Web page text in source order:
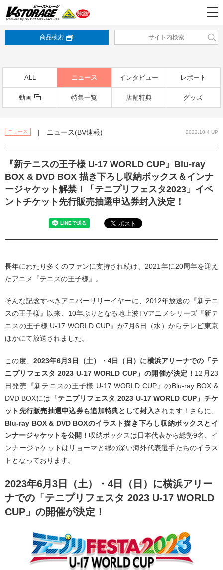
商品検索
ALL ニュース インタビュー レポート
動画 特集一覧 店舗特典 グッズ
ニュース | ニュース(BV速報) 2022.10.4 UP
『新テニスの王子様 U-17 WORLD CUP』Blu-ray
BOX & DVD BOX 描き下ろし収納ボックス＆インナ
ージャケット解禁！「テニプリフェスタ2023」イベ
ントチケット先行販売抽選申込券封入決定！
長年にわたり多くのファンに支持され続け、2021年に20周年を迎え
たアニメ『テニスの王子様』。
そんな記念すべきアニバーサリーイヤーに、2012年放送の『新テニ
スの王子様』以来、10年ぶりとなる地上波TVアニメシリーズ『新テ
ニスの王子様 U-17 WORLD CUP』が7月6日（水）からテレビ東京
ほかにて放送されました。
この度、2023年6月3日（土）・4日（日）に横浜アリーナでの「テ
ニプリフェスタ 2023 U-17 WORLD CUP」の開催が決定！ 12月23
日発売『新テニスの王子様 U-17 WORLD CUP』のBlu-ray BOX &
DVD BOXには
「テニプリフェスタ 2023 U-17 WORLD CUP」チケ
ット先行販売抽選申込券も追加特典として封入されます！さらに、
Blu-ray BOX & DVD BOXのイラスト描き下ろし収納ボックスとイ
ンナージャケットを公開！ 収納ボックスは日本代表から総勢9名、イ
ンナージャケットはリョーマと縁の深い海外代表選手たちのイラス
トとなっております。
2023年6月3日（土）・4日（日）に横浜アリー
ナでの「テニプリフェスタ 2023 U-17 WORLD
CUP」の開催が決定！